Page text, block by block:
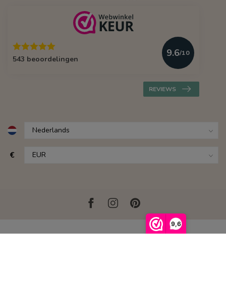
9,6
543 beoordelingen
9.6/10
REVIEWS
€